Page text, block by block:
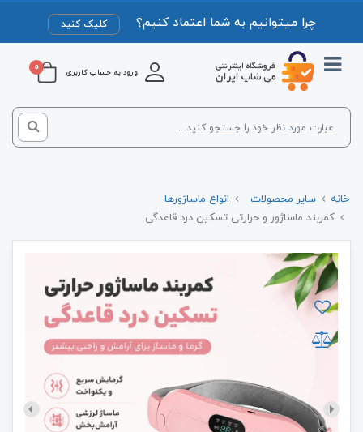
چرا میتوانیم به شما اعتماد کنیم؟ کلیک کنید
ورود به حساب کاربری 0
خانه سایر محصولات
انواع ماساژورها
کمربند ماساژور و حرارتی تسکین درد قاعدگی